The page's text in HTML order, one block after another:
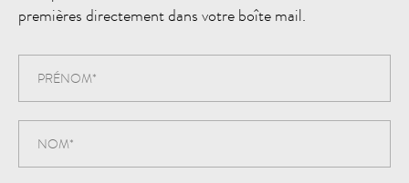
premières directement dans votre boîte mail.